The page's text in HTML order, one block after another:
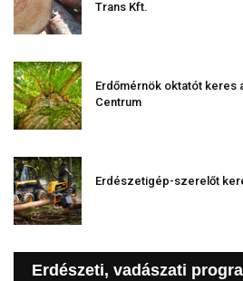
Trans Kft.
Erdőmérnök oktatót keres
Centrum
Erdészetigép-szerelőt
Erdészeti, vadászati